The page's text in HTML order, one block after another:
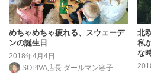
めちゃめちゃ疲れる、スウェーデ
ンの誕生日
2018年4月4日
SOPIVA店長 ダールマン容子
北
私
な